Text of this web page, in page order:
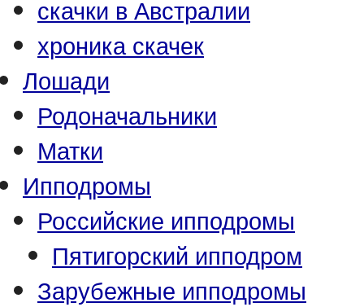
скачки в Австралии
хроника скачек
Лошади
Родоначальники
Матки
Ипподромы
Российские ипподромы
Пятигорский ипподром
Зарубежные ипподромы